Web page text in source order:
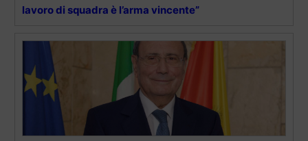
lavoro di squadra è l’arma vincente”